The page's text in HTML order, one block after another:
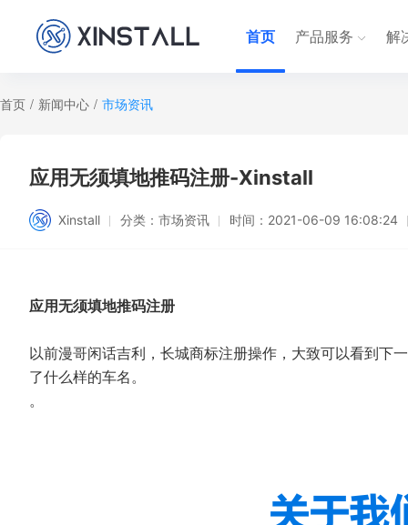
首页 产品服务 解
首页 / 新闻中心 / 市场资讯
应用无须填地推码注册-Xinstall
Xinstall 分类： 市场资讯 时间： 2021-06-09 16:08:24
应用无须填地推码注册
以前漫哥闲话吉利，长城商标注册操作，大致可以看到下
了什么样的车名。
。